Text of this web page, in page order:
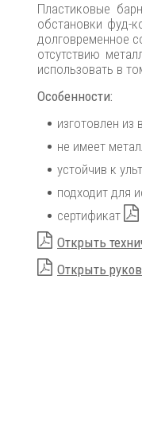
Пластиковые
обстановки фуд-
долговременное
отсутствию
использовать в
Особенности:
изготовлен
не имеет
устойчив к
подходит для
сертификат
Открыть
Открыть